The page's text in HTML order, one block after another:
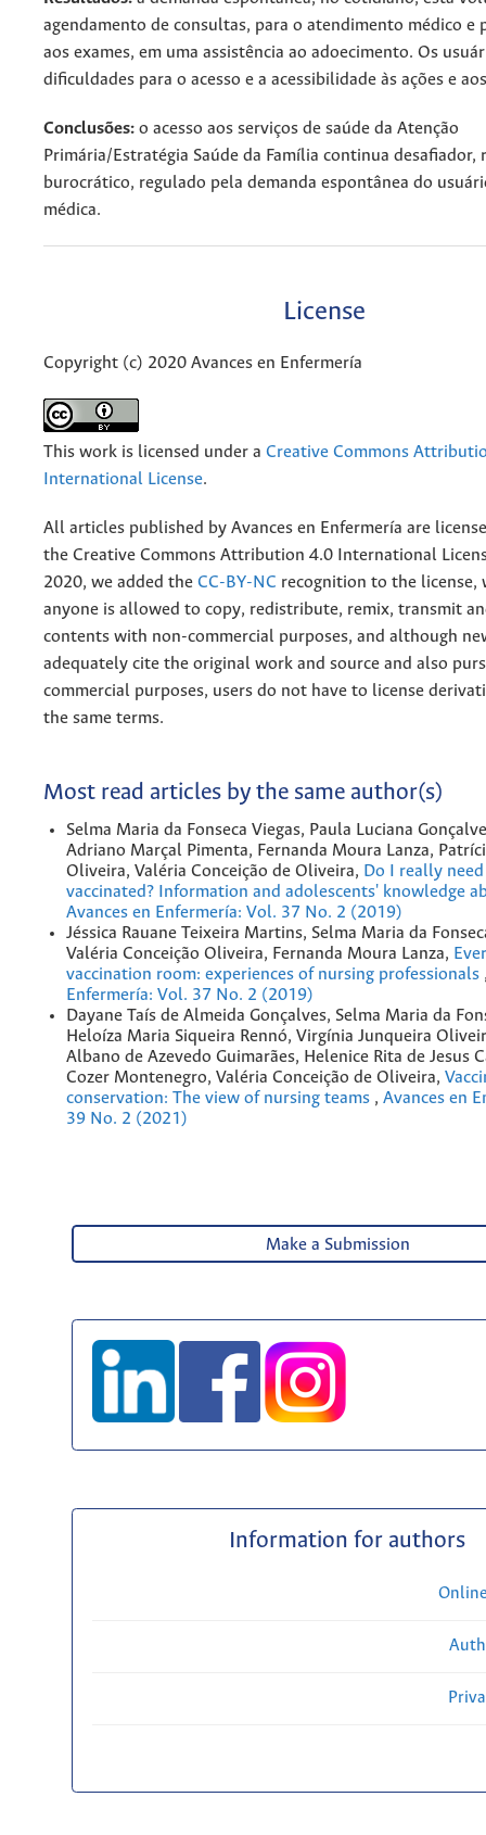
agendamento de consultas, para o atendimento médico e
aos exames, em uma assistência ao adoecimento. Os
dificuldades para o acesso e a acessibilidade às ações e
Conclusões: o acesso aos serviços de saúde da Atenção
Primária/Estratégia Saúde da Família continua desafiador,
burocrático, regulado pela demanda espontânea do
médica.
License
Copyright (c) 2020 Avances en Enfermería
This work is licensed under a Creative Commons
International License.
All articles published by Avances en Enfermería are
the Creative Commons Attribution 4.0 International
2020, we added the CC-BY-NC recognition to the license,
anyone is allowed to copy, redistribute, remix, transmit
contents with non-commercial purposes, and although
adequately cite the original work and source and also
commercial purposes, users do not have to license
the same terms.
Most read articles by the same author(s)
Selma Maria da Fonseca Viegas, Paula Luciana
Adriano Marçal Pimenta, Fernanda Moura Lanza,
Oliveira, Valéria Conceição de Oliveira, Do I really
vaccinated? Information and adolescents' knowledge
Avances en Enfermería: Vol. 37 No. 2 (2019)
Jéssica Rauane Teixeira Martins, Selma Maria da
Valéria Conceição Oliveira, Fernanda Moura Lanza,
vaccination room: experiences of nursing professionals
Enfermería: Vol. 37 No. 2 (2019)
Dayane Taís de Almeida Gonçalves, Selma Maria da
Heloíza Maria Siqueira Rennó, Virgínia Junqueira
Albano de Azevedo Guimarães, Helenice Rita de Jesus
Cozer Montenegro, Valéria Conceição de Oliveira,
conservation: The view of nursing teams , Avances en
39 No. 2 (2021)
Make a Submission
Information for authors